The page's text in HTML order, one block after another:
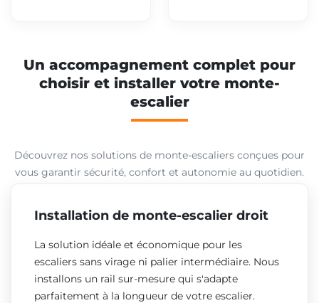
Un accompagnement complet pour
choisir et installer votre monte-
escalier
Découvrez nos solutions de monte-escaliers conçues pour
vous garantir sécurité, confort et autonomie au quotidien.
Installation de monte-escalier droit
La solution idéale et économique pour les
escaliers sans virage ni palier intermédiaire. Nous
installons un rail sur-mesure qui s'adapte
parfaitement à la longueur de votre escalier.